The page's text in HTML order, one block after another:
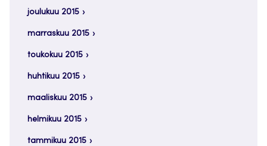
joulukuu 2015
marraskuu 2015
toukokuu 2015
huhtikuu 2015
maaliskuu 2015
helmikuu 2015
tammikuu 2015